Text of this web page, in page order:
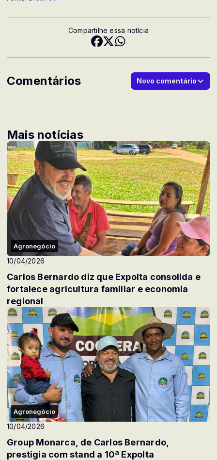
Compartilhe essa notícia
Comentários Novo comentário
Mais notícias
Agronegócio
10/04/2026
Carlos Bernardo diz que ExpoIta consolida e
fortalece agricultura familiar e economia
regional
Agronegócio
10/04/2026
Group Monarca, de Carlos Bernardo,
prestigia com stand a 10ª ExpoIta